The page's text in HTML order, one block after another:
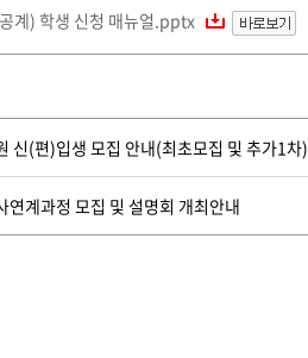
계) 학생 신청 매뉴얼.pptx
신(편)입생 모집 안내(최초모집 및 추가1차)
계과정 모집 및 설명회 개최안내